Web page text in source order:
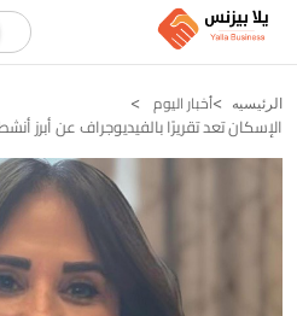
الرئيسيه أخبار اليوم
الإسكان تعد تقريرًا بالفيديوجراف عن أبرز